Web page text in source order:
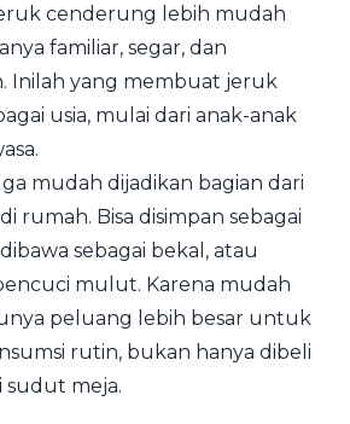
cenderung lebih mudah
familiar, segar, dan
Inilah yang membuat jeruk
usia, mulai dari anak-anak
mudah dijadikan bagian dari
rumah. Bisa disimpan sebagai
sebagai bekal, atau
mulut. Karena mudah
peluang lebih besar untuk
rutin, bukan hanya dibeli
sudut meja.